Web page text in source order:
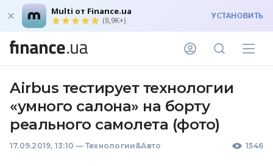
Multi от Finance.ua
(8,9K+) УСТАНОВИТЬ
Airbus тестирует технологии
«умного салона» на борту
реального самолета (фото)
17.09.2019, 13:10 — Технологии&Авто 1546